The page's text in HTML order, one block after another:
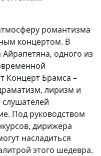
романтизма
концертом. В
одного из
Концерт Брамса –
лиризм и
Под руководством
дирижера
насладиться
этого шедевра.